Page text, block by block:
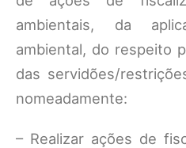
ambientais, da
ambiental, do respeito
das servidões/
nomeadamente:
– Realizar ações de